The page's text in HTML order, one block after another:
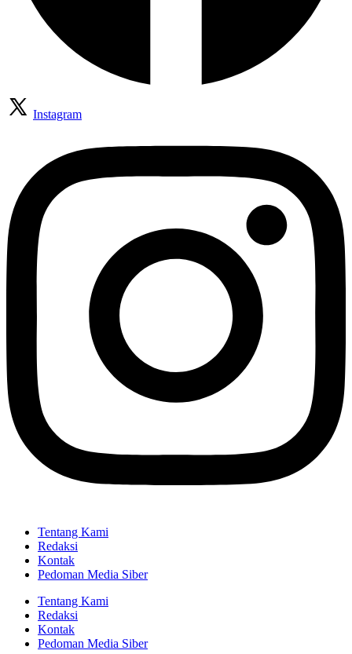
Instagram
Tentang Kami
Redaksi
Kontak
Pedoman Media Siber
Tentang Kami
Redaksi
Kontak
Pedoman Media Siber